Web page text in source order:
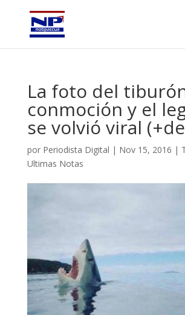
La foto del
conmoción y el
se volvió viral
por Periodista Digital | Nov 15, 2016 |
Ultimas Notas